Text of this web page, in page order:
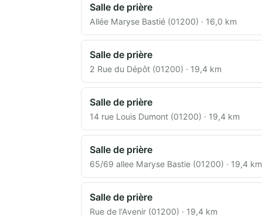
Salle de prière
Allée Maryse Bastié (01200) · 16,0 km
Salle de prière
2 Rue du Dépôt (01200) · 19,4 km
Salle de prière
14 rue Louis Dumont (01200) · 19,4 km
Salle de prière
65/69 allee Maryse Bastie (01200) · 19,4 km
Salle de prière
Rue de l'Avenir (01200) · 19,4 km